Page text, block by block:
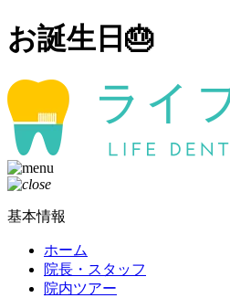
お誕生日🎂
基本情報
ホーム
院長・スタッフ
院内ツアー